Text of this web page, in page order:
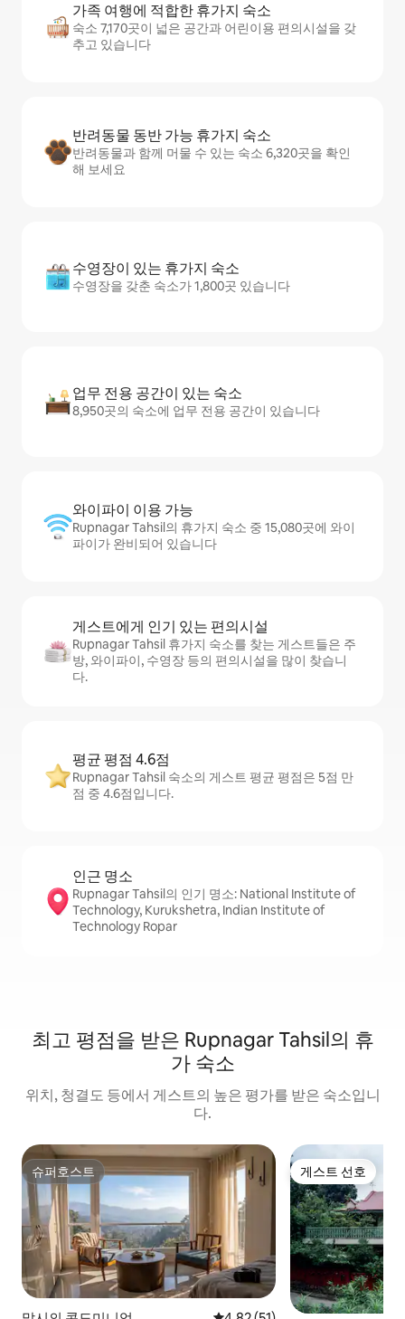
가족 여행에 적합한 휴가지 숙소
숙소 7,170곳이 넓은 공간과 어린이용 편의시설을 갖
추고 있습니다
반려동물 동반 가능 휴가지 숙소
반려동물과 함께 머물 수 있는 숙소 6,320곳을 확인
해 보세요
수영장이 있는 휴가지 숙소
수영장을 갖춘 숙소가 1,800곳 있습니다
업무 전용 공간이 있는 숙소
8,950곳의 숙소에 업무 전용 공간이 있습니다
와이파이 이용 가능
Rupnagar Tahsil의 휴가지 숙소 중 15,080곳에 와이
파이가 완비되어 있습니다
게스트에게 인기 있는 편의시설
Rupnagar Tahsil 휴가지 숙소를 찾는 게스트들은 주
방, 와이파이, 수영장 등의 편의시설을 많이 찾습니
다.
평균 평점 4.6점
Rupnagar Tahsil 숙소의 게스트 평균 평점은 5점 만
점 중 4.6점입니다.
인근 명소
Rupnagar Tahsil의 인기 명소: National Institute of
Technology, Kurukshetra, Indian Institute of
Technology Ropar
최고 평점을 받은 Rupnagar Tahsil의 휴
가 숙소
위치, 청결도 등에서 게스트의 높은 평가를 받은 숙소입니
다.
슈퍼호스트
슈퍼호스트 게스트 선호
게스트 선호